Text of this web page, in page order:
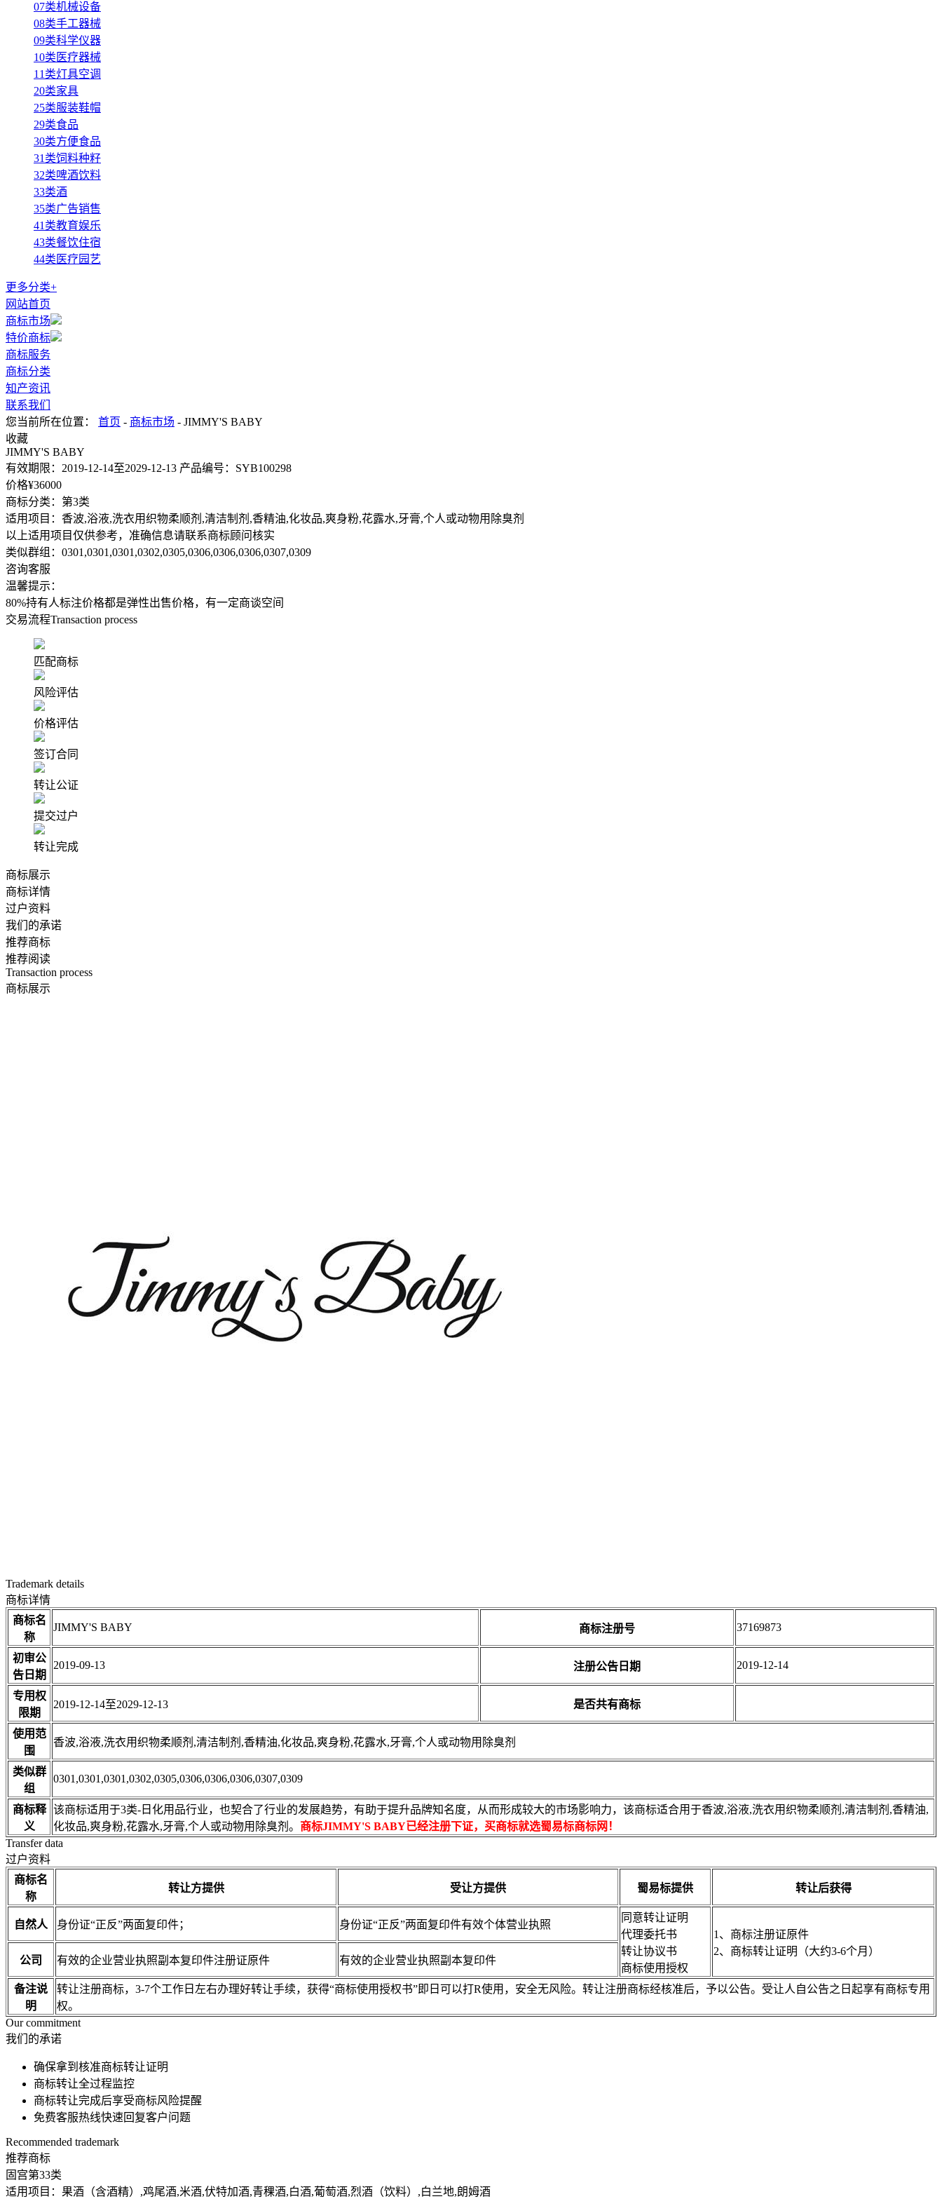
07类机械设备
08类手工器械
09类科学仪器
10类医疗器械
11类灯具空调
20类家具
25类服装鞋帽
29类食品
30类方便食品
31类饲料种籽
32类啤酒饮料
33类酒
35类广告销售
41类教育娱乐
43类餐饮住宿
44类医疗园艺
更多分类+
网站首页
商标市场
特价商标
商标服务
商标分类
知产资讯
联系我们
您当前所在位置： 首页 - 商标市场 - JIMMY'S BABY
收藏
JIMMY'S BABY
有效期限： 2019-12-14至2029-12-13 产品编号： SYB100298
价格¥36000
商标分类： 第3类
适用项目： 香波,浴液,洗衣用织物柔顺剂,清洁制剂,香精油,化妆品,爽身粉,花露水,牙膏,个人或动物用除臭剂
以上适用项目仅供参考，准确信息请联系商标顾问核实
类似群组： 0301,0301,0301,0302,0305,0306,0306,0306,0307,0309
咨询客服
温馨提示：
80%持有人标注价格都是弹性出售价格，有一定商谈空间
交易流程Transaction process
匹配商标
风险评估
价格评估
签订合同
转让公证
提交过户
转让完成
商标展示
商标详情
过户资料
我们的承诺
推荐商标
推荐阅读
Transaction process
商标展示
Trademark details
商标详情
商标名
称
JIMMY'S BABY 商标注册号 37169873
初审公
告日期
2019-09-13 注册公告日期 2019-12-14
专用权
限期
2019-12-14至2029-12-13 是否共有商标
使用范
围
香波,浴液,洗衣用织物柔顺剂,清洁制剂,香精油,化妆品,爽身粉,花露水,牙膏,个人或动物用除臭剂
类似群
组
0301,0301,0301,0302,0305,0306,0306,0306,0307,0309
商标释
义
该商标适用于3类-日化用品行业，也契合了行业的发展趋势，有助于提升品牌知名度，从而形成较大的市场影响力，该商标适合用于香波,浴液,洗衣用织物柔顺剂,清洁制剂,香精油,
化妆品,爽身粉,花露水,牙膏,个人或动物用除臭剂。 商标JIMMY'S BABY已经注册下证，买商标就选蜀易标商标网！
Transfer data
过户资料
商标名
称
转让方提供 受让方提供 蜀易标提供 转让后获得
自然人 身份证“正反”两面复印件； 身份证“正反”两面复印件有效个体营业执照
同意转让证明
代理委托书
转让协议书
商标使用授权
1、商标注册证原件
2、商标转让证明（大约3-6个月）
公司 有效的企业营业执照副本复印件注册证原件 有效的企业营业执照副本复印件
备注说
明
转让注册商标，3-7个工作日左右办理好转让手续，获得“商标使用授权书”即日可以打R使用，安全无风险。转让注册商标经核准后，予以公告。受让人自公告之日起享有商标专用
权。
Our commitment
我们的承诺
确保拿到核准商标转让证明
商标转让全过程监控
商标转让完成后享受商标风险提醒
免费客服热线快速回复客户问题
Recommended trademark
推荐商标
固宫第33类
适用项目：果酒（含酒精）,鸡尾酒,米酒,伏特加酒,青稞酒,白酒,葡萄酒,烈酒（饮料）,白兰地,朗姆酒